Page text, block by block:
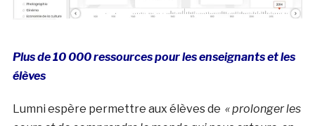
Plus de 10 000 ressources pour les enseignants et les
élèves
Lumni espère permettre aux élèves de « prolonger les